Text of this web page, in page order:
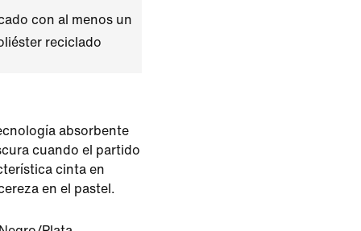
con al menos un
reciclado
absorbente
cuando el partido
cinta en
en el pastel.